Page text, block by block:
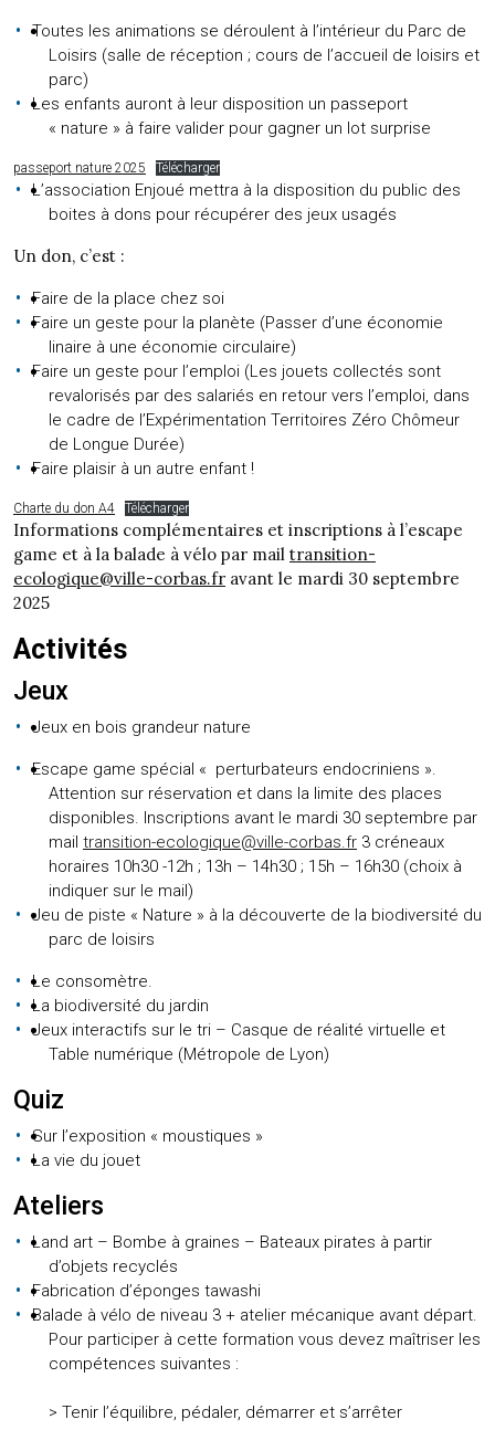
Toutes les animations se déroulent à l’intérieur du Parc de
Loisirs (salle de réception ; cours de l’accueil de loisirs et
parc)
Les enfants auront à leur disposition un passeport
« nature » à faire valider pour gagner un lot surprise
passeport nature 2025 Télécharger
L’association Enjoué mettra à la disposition du public des
boites à dons pour récupérer des jeux usagés
Un don, c’est :
Faire de la place chez soi
Faire un geste pour la planète (Passer d’une économie
linaire à une économie circulaire)
Faire un geste pour l’emploi (Les jouets collectés sont
revalorisés par des salariés en retour vers l’emploi, dans
le cadre de l’Expérimentation Territoires Zéro Chômeur
de Longue Durée)
Faire plaisir à un autre enfant !
Charte du don A4 Télécharger
Informations complémentaires et inscriptions à l’escape
game et à la balade à vélo par mail transition-
ecologique@ville-corbas.fr avant le mardi 30 septembre
2025
Activités
Jeux
Jeux en bois grandeur nature
Escape game spécial « perturbateurs endocriniens ».
Attention sur réservation et dans la limite des places
disponibles. Inscriptions avant le mardi 30 septembre par
mail transition-ecologique@ville-corbas.fr 3 créneaux
horaires 10h30 -12h ; 13h – 14h30 ; 15h – 16h30 (choix à
indiquer sur le mail)
Jeu de piste « Nature » à la découverte de la biodiversité du
parc de loisirs
Le consomètre.
La biodiversité du jardin
Jeux interactifs sur le tri – Casque de réalité virtuelle et
Table numérique (Métropole de Lyon)
Quiz
Sur l’exposition « moustiques »
La vie du jouet
Ateliers
Land art – Bombe à graines – Bateaux pirates à partir
d’objets recyclés
Fabrication d’éponges tawashi
Balade à vélo de niveau 3 + atelier mécanique avant départ.
Pour participer à cette formation vous devez maîtriser les
compétences suivantes :
> Tenir l’équilibre, pédaler, démarrer et s’arrêter